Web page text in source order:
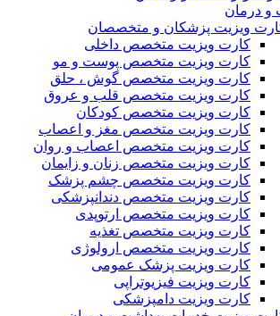
و درمان
ویزیت پزشکان و متخصصان
کارت ویزیت متخصص داخلی
کارت ویزیت متخصص پوست و مو
کارت ویزیت متخصص گوش ، حلق
کارت ویزیت متخصص قلب و عروق
کارت ویزیت متخصص کودکان
کارت ویزیت متخصص مغز و اعصاب
کارت ویزیت متخصص اعصاب و روان
کارت ویزیت متخصص زنان و زایمان
کارت ویزیت متخصص چشم پزشک
کارت ویزیت متخصص دندانپزشکی
کارت ویزیت متخصص ارتوپدی
کارت ویزیت متخصص تغذیه
کارت ویزیت متخصص ارولوژی
کارت ویزیت پزشک عمومی
کارت ویزیت فیزیوتراپی
کارت ویزیت دامپزشکی